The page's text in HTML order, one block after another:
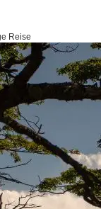
Reise